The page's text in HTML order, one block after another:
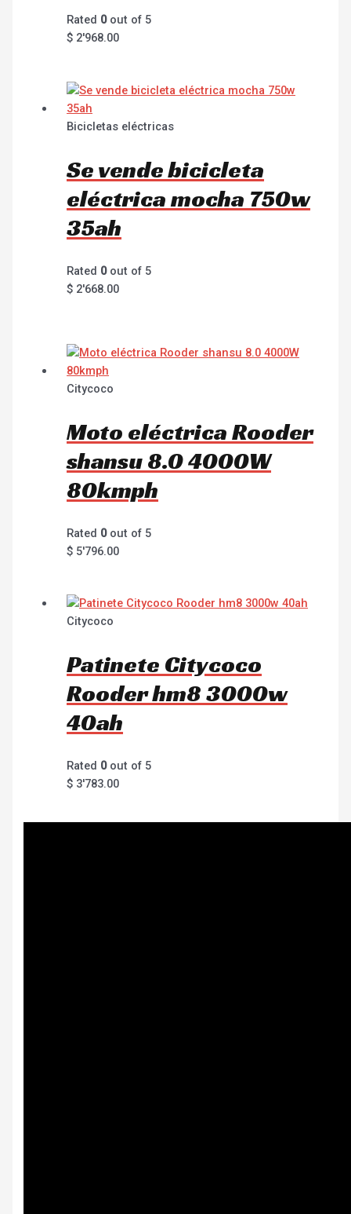
Rated 0out of 5
$ 2'968.00
Bicicletas eléctricas
Se vende bicicleta
eléctrica mocha 750w
35ah
Rated 0out of 5
$ 2'668.00
Citycoco
Moto eléctrica Rooder
shansu 8.0 4000W
80kmph
Rated 0out of 5
$ 5'796.00
Citycoco
Patinete Citycoco
Rooder hm8 3000w
40ah
Rated 0out of 5
$ 3'783.00